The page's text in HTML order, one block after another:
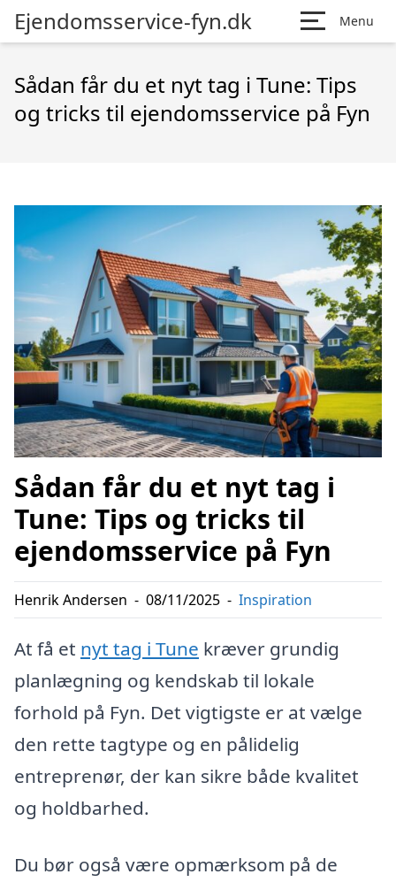
Ejendomsservice-fyn.dk Menu
Sådan får du et nyt tag i Tune: Tips
og tricks til ejendomsservice på Fyn
Sådan får du et nyt tag i
Tune: Tips og tricks til
ejendomsservice på Fyn
Henrik Andersen - 08/11/2025 - Inspiration
At få et nyt tag i Tune kræver grundig
planlægning og kendskab til lokale
forhold på Fyn. Det vigtigste er at vælge
den rette tagtype og en pålidelig
entreprenør, der kan sikre både kvalitet
og holdbarhed.
Du bør også være opmærksom på de